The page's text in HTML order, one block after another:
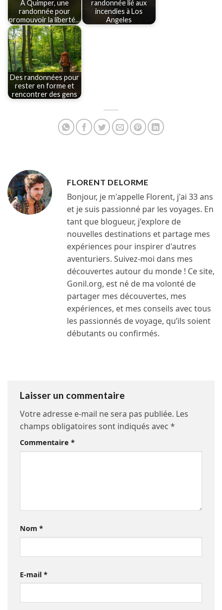
À Quimper, une
randonnée pour
promouvoir la liberté…
randonnée lié aux
incendies à Los
Angeles
Des randonnées pour
rester en forme et
rencontrer des gens
FLORENT DELORME
Bonjour, je m'appelle Florent, j'ai 33 ans
et je suis passionné par les voyages. En
tant que blogueur, j'explore de
nouvelles destinations et partage mes
expériences pour inspirer d'autres
aventuriers. Suivez-moi dans mes
découvertes autour du monde ! Ce site,
Gonil.org, est né de ma volonté de
partager mes découvertes, mes
expériences, et mes conseils avec tous
les passionnés de voyage, qu’ils soient
débutants ou confirmés.
Laisser un commentaire
Votre adresse e-mail ne sera pas publiée. Les
champs obligatoires sont indiqués avec *
Commentaire *
Nom *
E-mail *